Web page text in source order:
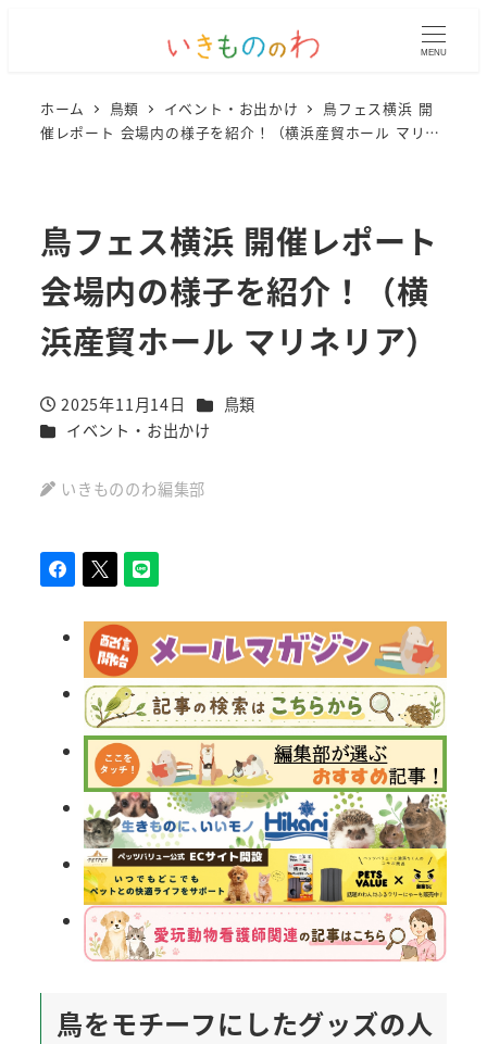
MENU
ホーム 鳥類 イベント・お出かけ
鳥フェス横浜 開
催レポート 会場内の様子を紹介！（横浜産貿ホール マリネ
鳥フェス横浜 開催レポート
会場内の様子を紹介！（横
浜産貿ホール マリネリア）
投稿日
2025年11月14日 カテゴリー
鳥類
カテゴリー
イベント・お出かけ
いきもののわ編集部
鳥をモチーフにしたグッズの人